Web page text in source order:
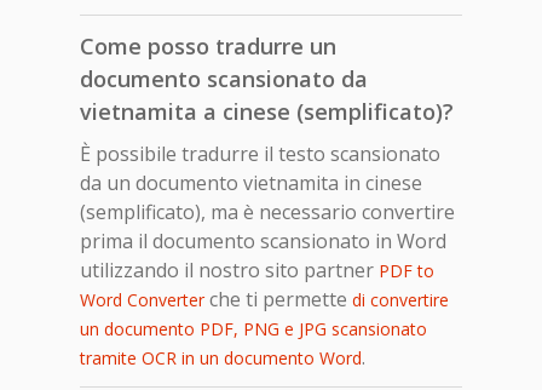
Come posso tradurre un
documento scansionato da
vietnamita a cinese (semplificato)?
È possibile tradurre il testo scansionato
da un documento vietnamita in cinese
(semplificato), ma è necessario convertire
prima il documento scansionato in Word
utilizzando il nostro sito partner PDF to
Word Converterche ti permette di convertire
un documento PDF, PNG e JPG scansionato
tramite OCR in un documento Word.